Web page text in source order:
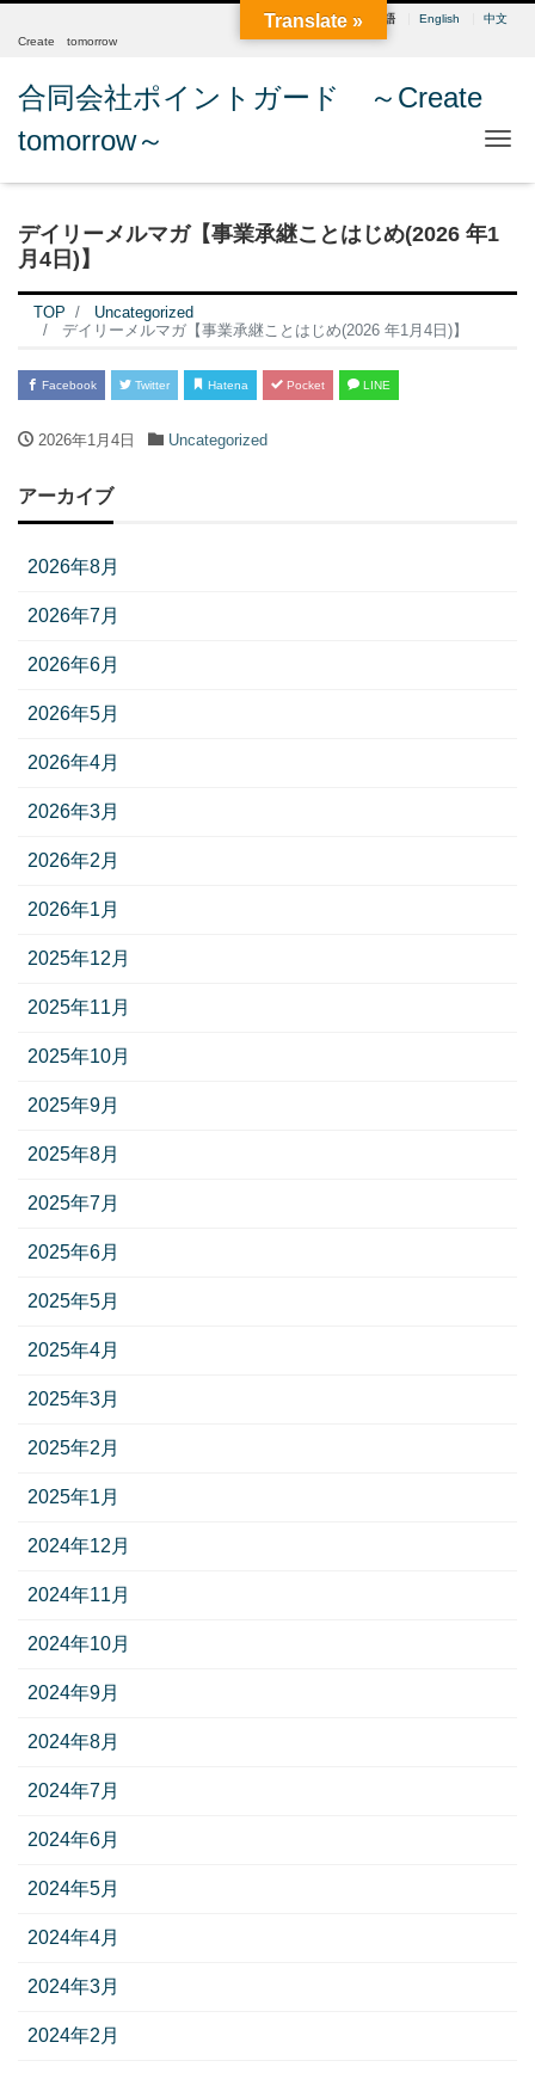
日本語 English
中文
Create tomorrow
合同会社ポイントガード ～Create
tomorrow～
デイリーメルマガ【事業承継ことはじめ(2026 年1
月4日)】
TOP
Uncategorized
デイリーメルマガ【事業承継ことはじめ(2026 年1月4日)】
Facebook Twitter Hatena Pocket LINE
2026年1月4日 Uncategorized
アーカイブ
2026年8月
2026年7月
2026年6月
2026年5月
2026年4月
2026年3月
2026年2月
2026年1月
2025年12月
2025年11月
2025年10月
2025年9月
2025年8月
2025年7月
2025年6月
2025年5月
2025年4月
2025年3月
2025年2月
2025年1月
2024年12月
2024年11月
2024年10月
2024年9月
2024年8月
2024年7月
2024年6月
2024年5月
2024年4月
2024年3月
2024年2月
Translate »